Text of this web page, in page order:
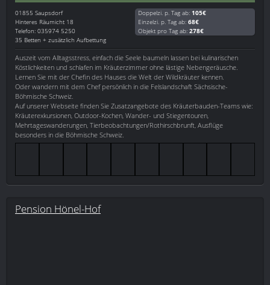
01855 Saupsdorf
Hinteres Räumicht 18
Telefon: 035974 5250
35 Betten + zusätzlich Aufbettung
Doppelzi. p. Tag ab: 105€
Einzelzi. p. Tag ab: 68€
Objekt pro Tag ab: 278€
Auszeit vom Alltagsstress, einfach die Seele baumeln lassen bei kulinarischen
Köstlichkeiten und schlafen im Kräuterzimmer ohne lästige Nebengeräusche.
Lernen Sie mit der Chefin des Hauses die Welt der Wildkräuter kennen.
Oder wandern mit dem Chef persönlich in die Felslandschaft Sächsische-
Böhmische Schweiz.
Auf unserer Webseite finden Sie Zusatzangebote des Kräuterbauden-Teams wie:
Kräuterexkursionen, Outdoor-Kochen, Wander- und Stiegentouren,
Mehrtageswanderungen, Tierbeobachtungen/Rothirschbrunft, Ausflüge
besonders in die Böhmische Schweiz.
Pension Hönel-Hof